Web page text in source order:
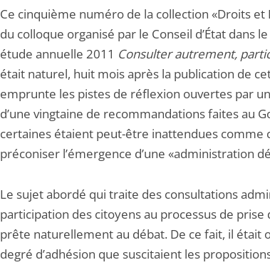
Ce cinquième numéro de la collection «Droits et
du colloque organisé par le Conseil d’État dans
étude annuelle 2011 Consulter autrement,
était naturel, huit mois après la publication de
emprunte les pistes de réflexion ouvertes par
d’une vingtaine de recommandations faites au
certaines étaient peut-être inattendues comme
préconiser l’émergence d’une «administration
Le sujet abordé qui traite des consultations
participation des citoyens au processus de prise
prête naturellement au débat. De ce fait, il était
degré d’adhésion que suscitaient les